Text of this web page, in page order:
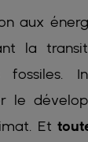
aux
la
fossiles.
le
Et